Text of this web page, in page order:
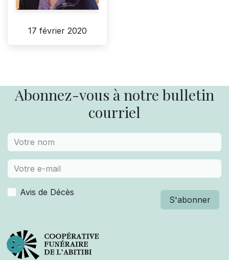
17 février 2020
Abonnez-vous à notre bulletin
courriel
Avis de Décès
S'abonner